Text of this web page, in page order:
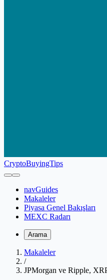
CryptoBuyingTips
navGuides
Makaleler
Piyasa Genel Bakışları
MEXC Radarı
Arama
Makaleler
/
JPMorgan ve Ripple,